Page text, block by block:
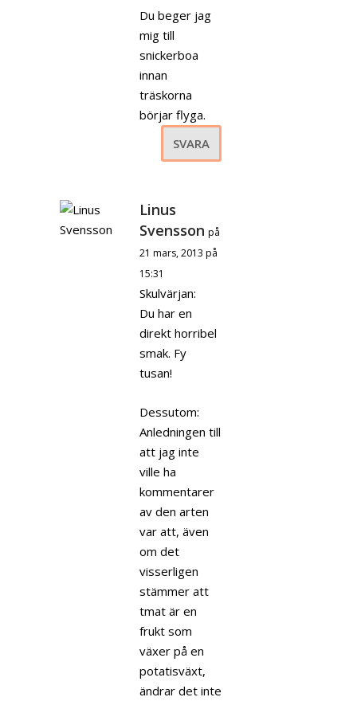
Du beger jag
mig till
snickerboa
innan
träskorna
börjar flyga.
SVARA
Linus
Svensson på
21 mars, 2013 på
15:31
Skulvärjan:
Du har en
direkt horribel
smak. Fy
tusan!
Dessutom:
Anledningen till
att jag inte
ville ha
kommentarer
av den arten
var att, även
om det
visserligen
stämmer att
tmat är en
frukt som
växer på en
potatisväxt,
ändrar det inte